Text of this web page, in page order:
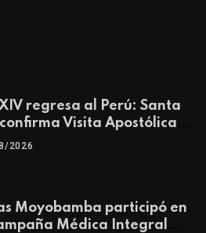
regresa al Perú: Santa
Visita Apostólica
al 17 de noviembre
2026
Moyobamba participó en
Médica Integral